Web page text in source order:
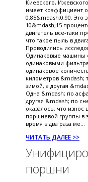
Киевского,
имеет коэффициент
0,85&mdash;0,90. Это
10&mdash;15
двигатель все-таки
что такое пыль в
Проводились
Одинаковые машины
одинаковыми
одинаковое
километров &mdash;
зимой, а другая
Одна &mdash; по
другая &mdash; по
оказалось, что износ
поршневой группы в
время в два раза ме...
ЧИТАТЬ ДАЛЕЕ >>
поршни